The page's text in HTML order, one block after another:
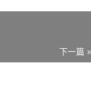
下一篇 »